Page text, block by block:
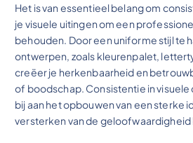
Het is van essentieel belang om
je visuele uitingen om een
behouden. Door een uniforme stijl te
ontwerpen, zoals kleurenpalet,
creëer je herkenbaarheid en
of boodschap. Consistentie in
bij aan het opbouwen van een sterke
versterken van de geloofwaardigheid